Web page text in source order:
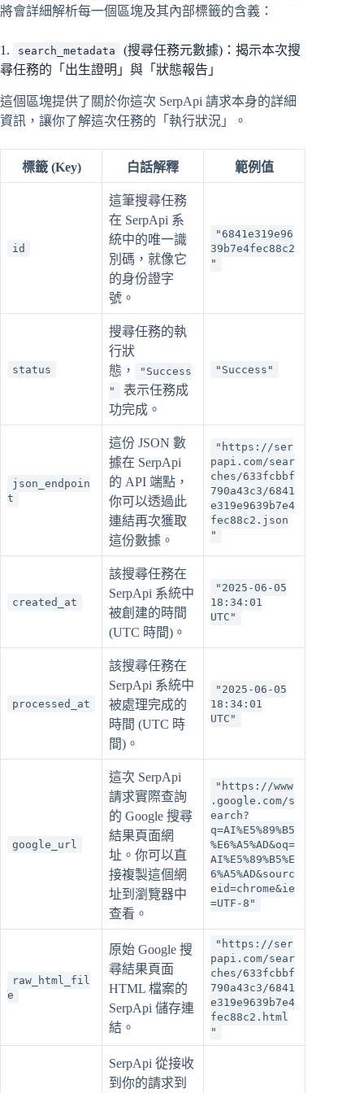
將會詳細解析每一個區塊及其內部標籤的含義：
1. search_metadata
(搜尋任務元數據)：揭示本次搜
尋任務的「出生證明」與「狀態報告」
這個區塊提供了關於你這次 SerpApi 請求本身的詳細
資訊，讓你了解這次任務的「執行狀況」。
標籤 (Key) 白話解釋 範例值
id
這筆搜尋任務
在 SerpApi 系
統中的唯一識
別碼，就像它
的身份證字
號。
"6841e319e96
39b7e4fec88c2
"
status
搜尋任務的執
行狀
態，
"Success
"
表示任務成
功完成。
"Success"
json_endpoin
t
這份 JSON 數
據在 SerpApi
的 API 端點，
你可以透過此
連結再次獲取
這份數據。
"https://ser
papi.com/sear
ches/633fcbbf
790a43c3/6841
e319e9639b7e4
fec88c2.json
"
created_at
該搜尋任務在
SerpApi 系統中
被創建的時間
(UTC 時間)。
"2025-06-05
18:34:01
UTC"
processed_at
該搜尋任務在
SerpApi 系統中
被處理完成的
時間 (UTC 時
間)。
"2025-06-05
18:34:01
UTC"
google_url
這次 SerpApi
請求實際查詢
的 Google 搜尋
結果頁面網
址。你可以直
接複製這個網
址到瀏覽器中
查看。
"https://www
.google.com/s
earch?
q=AI%E5%89%B5
%E6%A5%AD&oq=
AI%E5%89%B5%E
6%A5%AD&sourc
eid=chrome&ie
=UTF-8"
raw_html_fil
e
原始 Google 搜
尋結果頁面
HTML 檔案的
SerpApi 儲存連
結。
"https://ser
papi.com/sear
ches/633fcbbf
790a43c3/6841
e319e9639b7e4
fec88c2.html
"
SerpApi 從接收
到你的請求到